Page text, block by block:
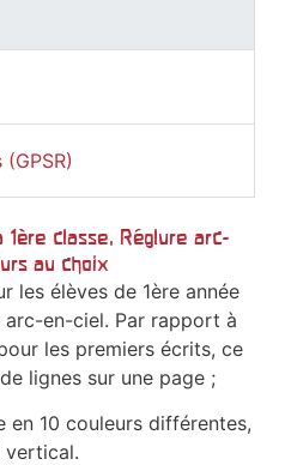
classe, Réglure arc-
au choix
les élèves de 1ère année
en-ciel. Par rapport à
les premiers écrits, ce
lignes sur une page ;
en 10 couleurs différentes,
vertical.